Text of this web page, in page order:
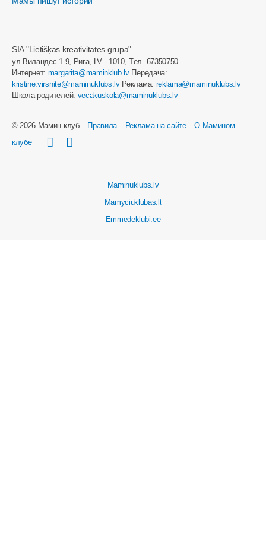
SIA "Lietišķās kreativitātes grupa"
ул.Виландес 1-9, Рига, LV - 1010, Tел. 67350750
Интернет: margarita@maminklub.lvПередача:
kristine.virsnite@maminuklubs.lvРеклама: reklama@maminuklubs.lv
Школа родителей: vecakuskola@maminuklubs.lv
© 2026 Мамин клуб Правила Реклама на сайте
О Мамином
клубе
Maminuklubs.lv
Mamyciuklubas.lt
Emmedeklubi.ee